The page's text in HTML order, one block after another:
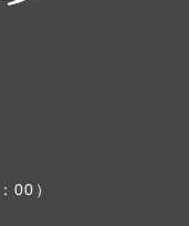
00）